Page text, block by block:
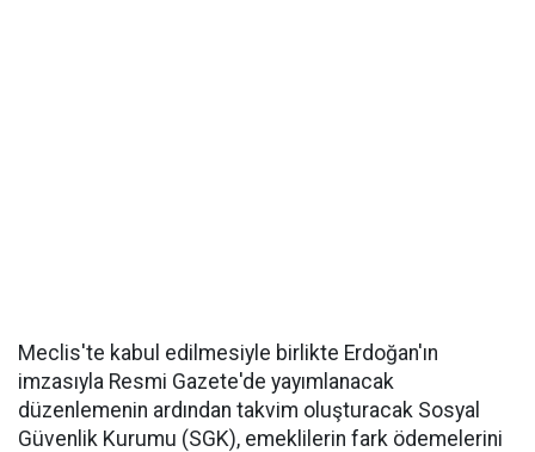
Meclis'te kabul edilmesiyle birlikte Erdoğan'ın
imzasıyla Resmi Gazete'de yayımlanacak
düzenlemenin ardından takvim oluşturacak Sosyal
Güvenlik Kurumu (SGK), emeklilerin fark ödemelerini